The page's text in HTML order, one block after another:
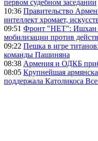
первом судебном заседании
10:36 Правительство
интеллект хромает,
09:51 Фронт "НЕТ": Ишхан
мобилизации против
09:22 Пешка в игре
команды Пашиняна
08:38 Армения и ОДКБ
08:05 Крупнейшая
поддержала Католикоса